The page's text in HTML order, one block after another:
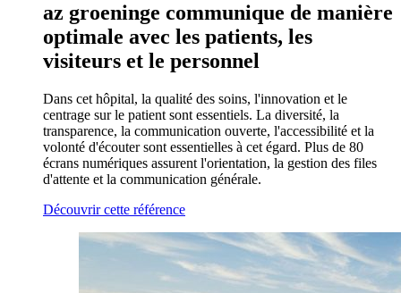
az groeninge communique de manière
optimale avec les patients, les
visiteurs et le personnel
Dans cet hôpital, la qualité des soins, l'innovation et le
centrage sur le patient sont essentiels. La diversité, la
transparence, la communication ouverte, l'accessibilité et la
volonté d'écouter sont essentielles à cet égard. Plus de 80
écrans numériques assurent l'orientation, la gestion des files
d'attente et la communication générale.
Découvrir cette référence